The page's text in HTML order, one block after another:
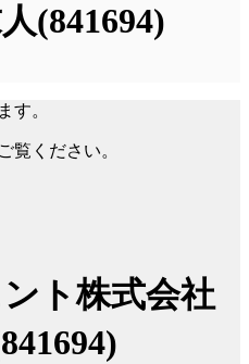
(841694)
す。
覧ください。
ト株式会社